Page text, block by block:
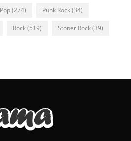
Pop(274) Punk Rock(34)
Rock(519) Stoner Rock(39)